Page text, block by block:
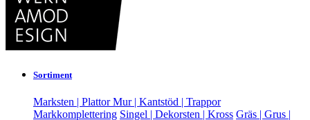
Sortiment
Marksten | PlattorMur | Kantstöd | Trappor
Markkomplettering Singel | Dekorsten | Kross Gräs | Grus |